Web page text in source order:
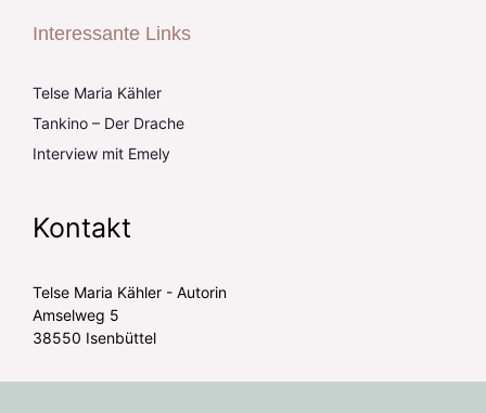
Interessante Links
Telse Maria Kähler
Tankino – Der Drache
Interview mit Emely
Kontakt
Telse Maria Kähler - Autorin
Amselweg 5
38550 Isenbüttel